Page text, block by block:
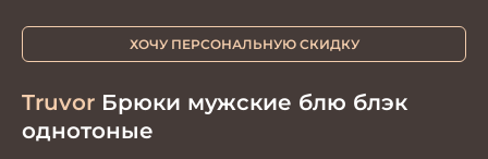
Truvor Брюки мужские блю блэк
однотоные
ХОЧУ ПЕРСОНАЛЬНУЮ СКИДКУ